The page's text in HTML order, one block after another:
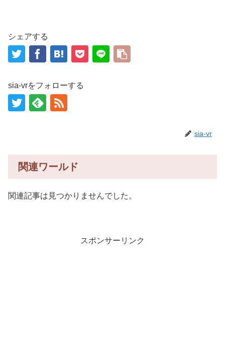
シェアする
sia-vrをフォローする
sia-vr
関連ワールド
関連記事は見つかりませんでした。
スポンサーリンク